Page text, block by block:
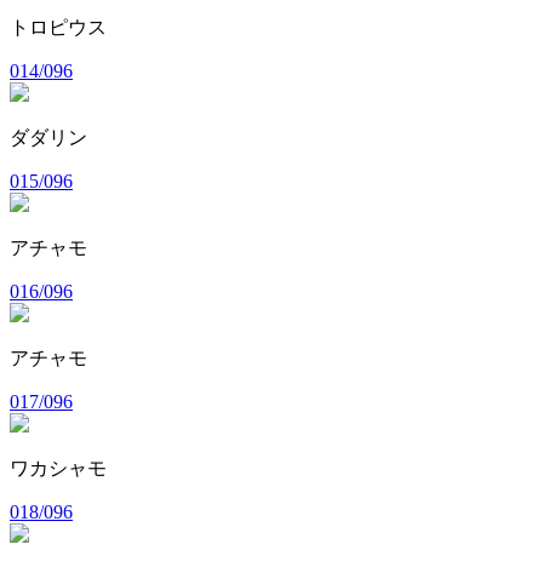
トロピウス
014/096
ダダリン
015/096
アチャモ
016/096
アチャモ
017/096
ワカシャモ
018/096